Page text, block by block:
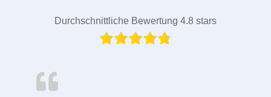
Durchschnittliche Bewertung 4.8 stars